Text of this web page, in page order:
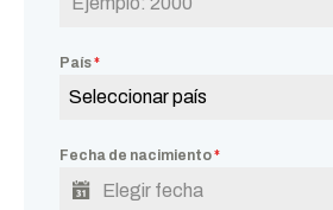
País*
Seleccionar país
Fecha de nacimiento*